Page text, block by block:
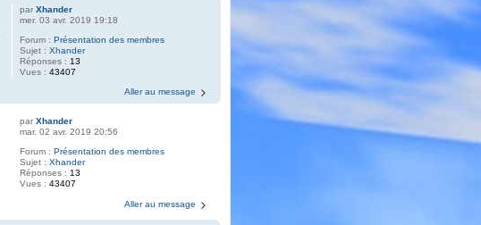
parXhander
mer. 03 avr. 2019 19:18
Forum : Présentation des membres
Sujet :Xhander
Réponses :13
Vues :43407
Aller au message
parXhander
mar. 02 avr. 2019 20:56
Forum : Présentation des membres
Sujet :Xhander
Réponses :13
Vues :43407
Aller au message